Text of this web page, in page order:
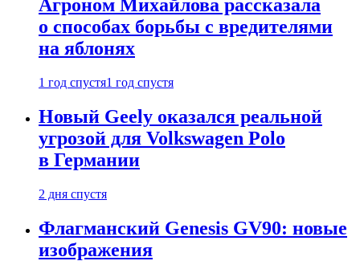
Агроном Михайлова рассказала
о способах борьбы с вредителями
на яблонях
1 год спустя1 год спустя
Новый Geely оказался реальной
угрозой для Volkswagen Polo
в Германии
2 дня спустя
Флагманский Genesis GV90: новые
изображения